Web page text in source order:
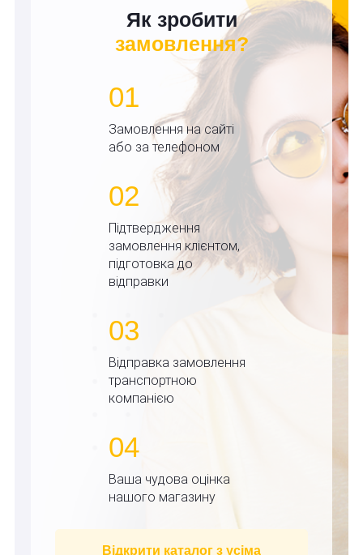
Як зробити
замовлення?
01
Замовлення на сайті
або за телефоном
02
Підтвердження
замовлення клієнтом,
підготовка до
відправки
03
Відправка замовлення
транспортною
компанією
04
Ваша чудова оцінка
нашого магазину
Відкрити каталог з усіма